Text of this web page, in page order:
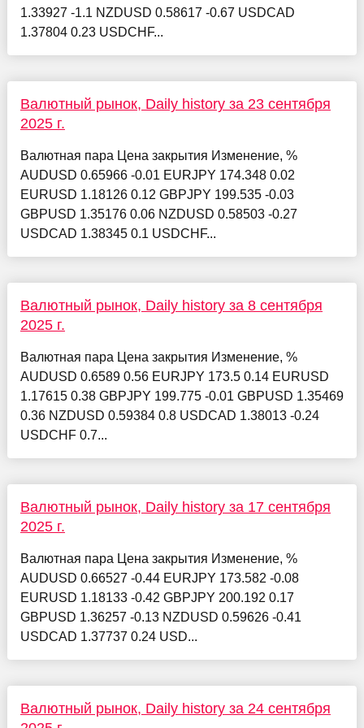
1.33927 -1.1 NZDUSD 0.58617 -0.67 USDCAD
1.37804 0.23 USDCHF...
Валютный рынок, Daily history за 23 сентября
2025 г.
Валютная пара Цена закрытия Изменение, %
AUDUSD 0.65966 -0.01 EURJPY 174.348 0.02
EURUSD 1.18126 0.12 GBPJPY 199.535 -0.03
GBPUSD 1.35176 0.06 NZDUSD 0.58503 -0.27
USDCAD 1.38345 0.1 USDCHF...
Валютный рынок, Daily history за 8 сентября
2025 г.
Валютная пара Цена закрытия Изменение, %
AUDUSD 0.6589 0.56 EURJPY 173.5 0.14 EURUSD
1.17615 0.38 GBPJPY 199.775 -0.01 GBPUSD 1.35469
0.36 NZDUSD 0.59384 0.8 USDCAD 1.38013 -0.24
USDCHF 0.7...
Валютный рынок, Daily history за 17 сентября
2025 г.
Валютная пара Цена закрытия Изменение, %
AUDUSD 0.66527 -0.44 EURJPY 173.582 -0.08
EURUSD 1.18133 -0.42 GBPJPY 200.192 0.17
GBPUSD 1.36257 -0.13 NZDUSD 0.59626 -0.41
USDCAD 1.37737 0.24 USD...
Валютный рынок, Daily history за 24 сентября